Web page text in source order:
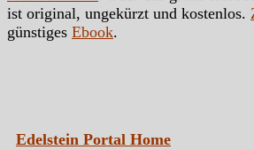
ist original, ungekürzt und kostenlos.
günstiges Ebook.
Edelstein Portal Home